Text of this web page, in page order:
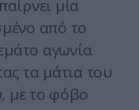
μία
από το
αγωνία
τα μάτια του
με το φόβο